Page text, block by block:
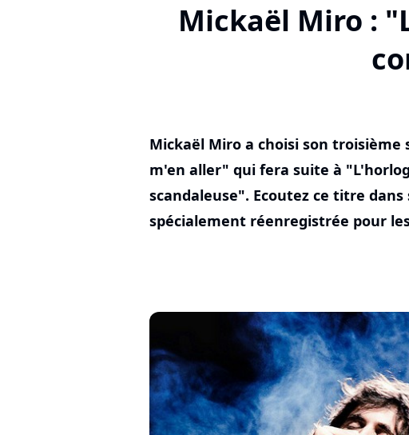
Mickaël Miro :
Mickaël Miro a choisi son troisième
m'en aller" qui fera suite à
scandaleuse". Ecoutez ce titre
spécialement réenregistrée pour